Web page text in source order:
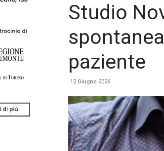
Studio
paziente
12 Giugno 2026